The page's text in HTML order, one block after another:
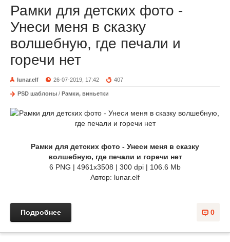
Рамки для детских фото -
Унеси меня в сказку
волшебную, где печали и
горечи нет
lunar.elf 26-07-2019, 17:42 407
PSD шаблоны / Рамки, виньетки
Рамки для детских фото - Унеси меня в сказку
волшебную, где печали и горечи нет
6 PNG | 4961х3508 | 300 dpi | 106.6 Mb
Автор: lunar.elf
0
Подробнее